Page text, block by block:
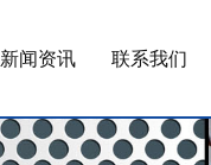
新闻资讯 联系我们